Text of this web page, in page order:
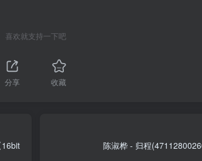
喜欢就支持一下吧
分享 收藏
陈淑桦 - 归程